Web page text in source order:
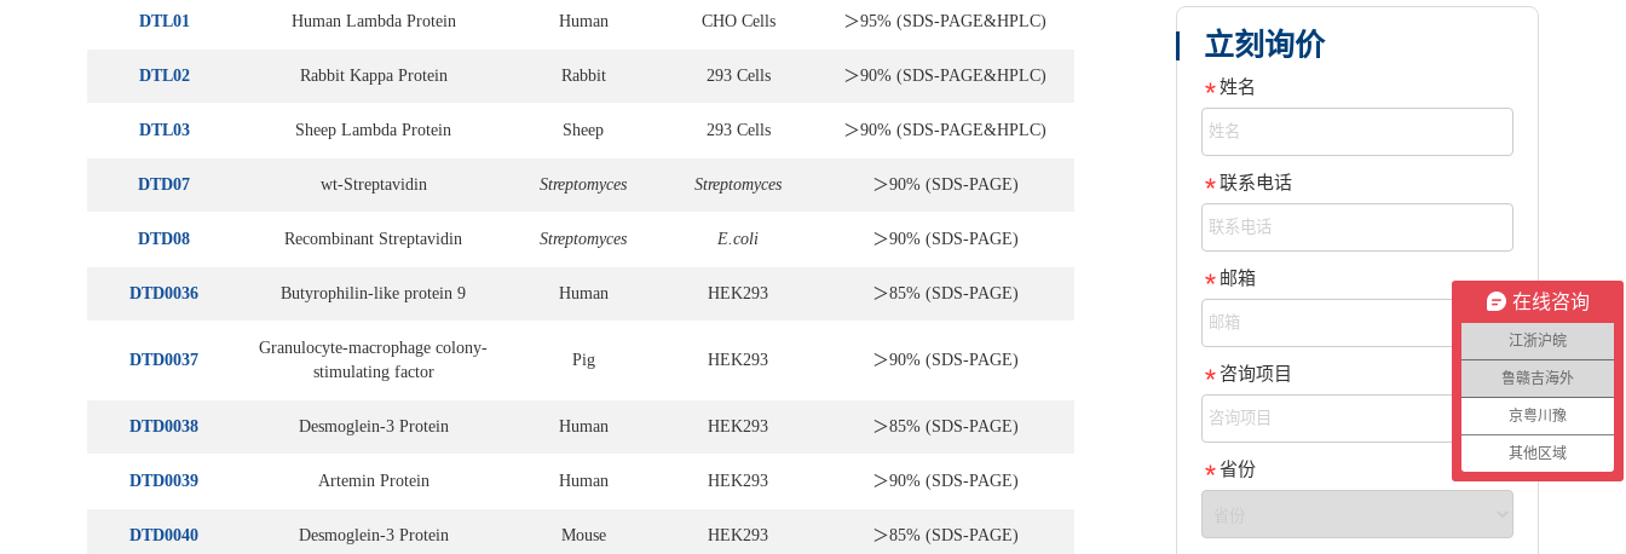
DTL01 Human Lambda Protein Human CHO Cells ＞95% (SDS-PAGE&HPLC)
DTL02 Rabbit Kappa Protein Rabbit 293 Cells ＞90% (SDS-PAGE&HPLC)
DTL03 Sheep Lambda Protein Sheep 293 Cells ＞90% (SDS-PAGE&HPLC)
DTD07 wt-Streptavidin Streptomyces Streptomyces ＞90% (SDS-PAGE)
DTD08 Recombinant Streptavidin Streptomyces E.coli ＞90% (SDS-PAGE)
DTD0036 Butyrophilin-like protein 9 Human HEK293 ＞85% (SDS-PAGE)
DTD0037
Granulocyte-macrophage colony-
stimulating factor
Pig HEK293 ＞90% (SDS-PAGE)
DTD0038 Desmoglein-3 Protein Human HEK293 ＞85% (SDS-PAGE)
DTD0039 Artemin Protein Human HEK293 ＞90% (SDS-PAGE)
DTD0040 Desmoglein-3 Protein Mouse HEK293 ＞85% (SDS-PAGE)
立刻询价
姓名
联系电话
邮箱
咨询项目
省份
在线咨询
江浙沪皖
鲁赣吉海外
京粤川豫
其他区域